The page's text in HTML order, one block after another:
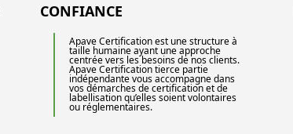
CONFIANCE
Apave Certification est une structure à
taille humaine ayant une approche
centrée vers les besoins de nos clients.
Apave Certification tierce partie
indépendante vous accompagne dans
vos démarches de certification et de
labellisation qu’elles soient volontaires
ou réglementaires.